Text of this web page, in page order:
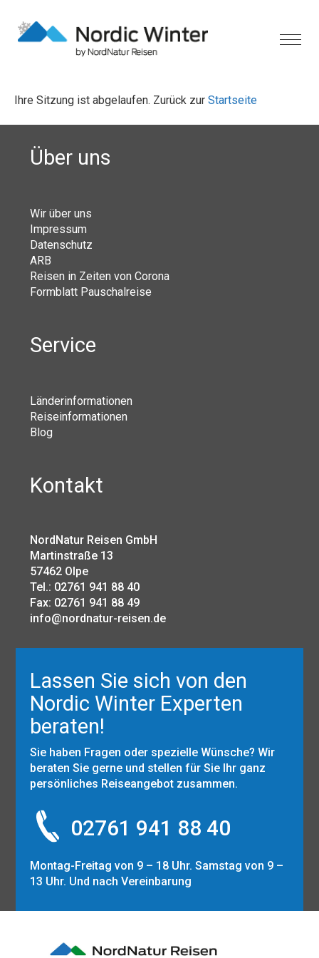
Ihre Sitzung ist abgelaufen. Zurück zur Startseite
Über uns
Wir über uns
Impressum
Datenschutz
ARB
Reisen in Zeiten von Corona
Formblatt Pauschalreise
Service
Länderinformationen
Reiseinformationen
Blog
Kontakt
NordNatur Reisen GmbH
Martinstraße 13
57462 Olpe
Tel.: 02761 941 88 40
Fax: 02761 941 88 49
info@nordnatur-reisen.de
Lassen Sie sich von den
Nordic Winter Experten
beraten!
Sie haben Fragen oder spezielle Wünsche? Wir
beraten Sie gerne und stellen für Sie Ihr ganz
persönliches Reiseangebot zusammen.
02761 941 88 40
Montag-Freitag von 9 – 18 Uhr. Samstag von 9 –
13 Uhr. Und nach Vereinbarung